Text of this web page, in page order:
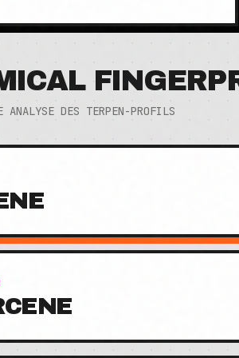
ANALYSE DES TERPEN-PROFILS